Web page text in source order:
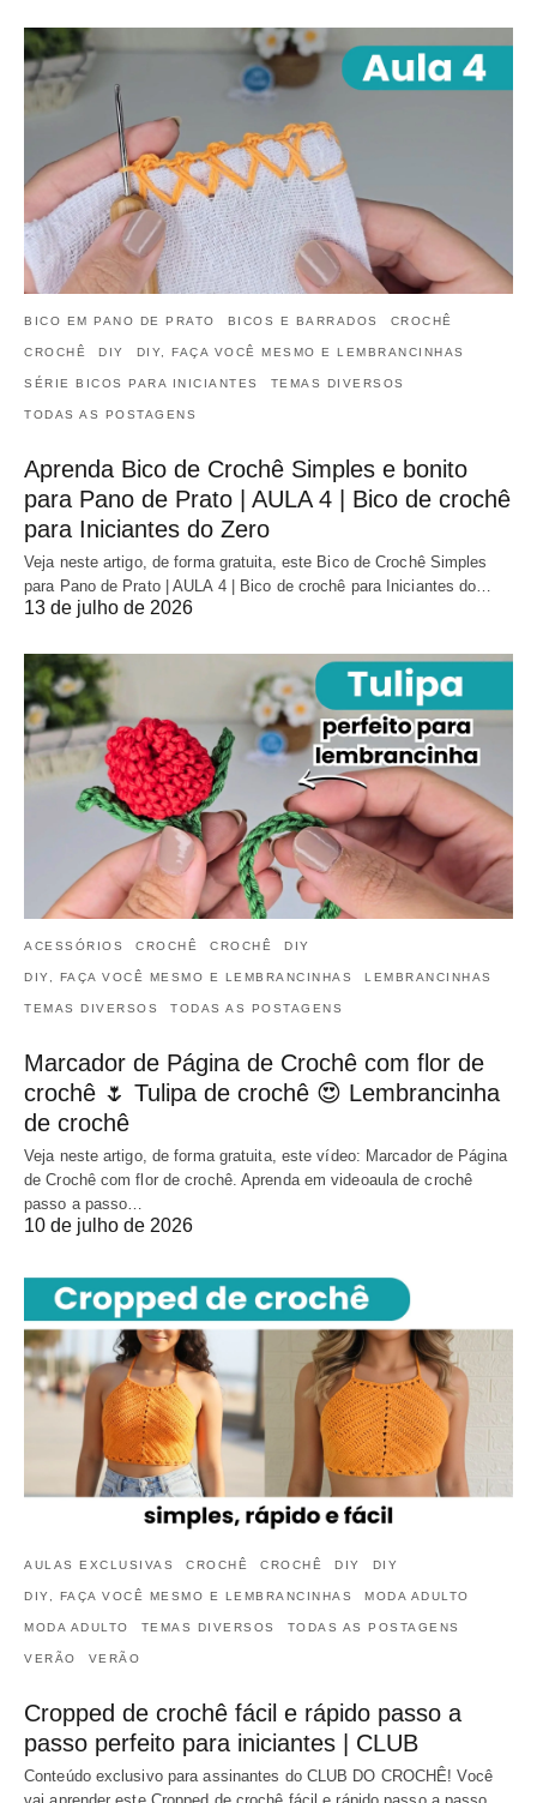
BICO EM PANO DE PRATO BICOS E BARRADOS CROCHÊ
CROCHÊ DIY DIY, FAÇA VOCÊ MESMO E LEMBRANCINHAS
SÉRIE BICOS PARA INICIANTES TEMAS DIVERSOS
TODAS AS POSTAGENS
Aprenda Bico de Crochê Simples e bonito
para Pano de Prato | AULA 4 | Bico de crochê
para Iniciantes do Zero
Veja neste artigo, de forma gratuita, este Bico de Crochê Simples
para Pano de Prato | AULA 4 | Bico de crochê para Iniciantes do…
13 de julho de 2026
ACESSÓRIOS CROCHÊ CROCHÊ DIY
DIY, FAÇA VOCÊ MESMO E LEMBRANCINHAS LEMBRANCINHAS
TEMAS DIVERSOS TODAS AS POSTAGENS
Marcador de Página de Crochê com flor de
crochê 🌷 Tulipa de crochê 😍 Lembrancinha
de crochê
Veja neste artigo, de forma gratuita, este vídeo: Marcador de Página
de Crochê com flor de crochê. Aprenda em videoaula de crochê
passo a passo…
10 de julho de 2026
AULAS EXCLUSIVAS CROCHÊ CROCHÊ DIY DIY
DIY, FAÇA VOCÊ MESMO E LEMBRANCINHAS MODA ADULTO
MODA ADULTO TEMAS DIVERSOS TODAS AS POSTAGENS
VERÃO VERÃO
Cropped de crochê fácil e rápido passo a
passo perfeito para iniciantes | CLUB
Conteúdo exclusivo para assinantes do CLUB DO CROCHÊ! Você